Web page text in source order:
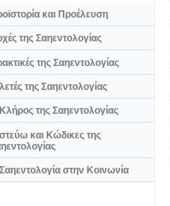
και Προέλευση
της Σαηεντολογίας
της Σαηεντολογίας
της Σαηεντολογίας
της Σαηεντολογίας
και Κώδικες της
στην Κοινωνία